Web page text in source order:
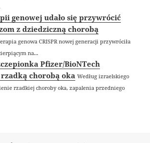
genowej udało się przywrócić
z dziedziczną chorobą
genowa CRISPR nowej generacji przywróciła
na...
Pfizer/BioNTech
chorobą oka Według izraelskiego
rzadkiej choroby oka, zapalenia przedniego